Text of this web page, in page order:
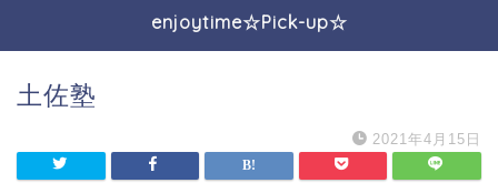
enjoytime☆Pick-up☆
土佐塾
2021年4月15日